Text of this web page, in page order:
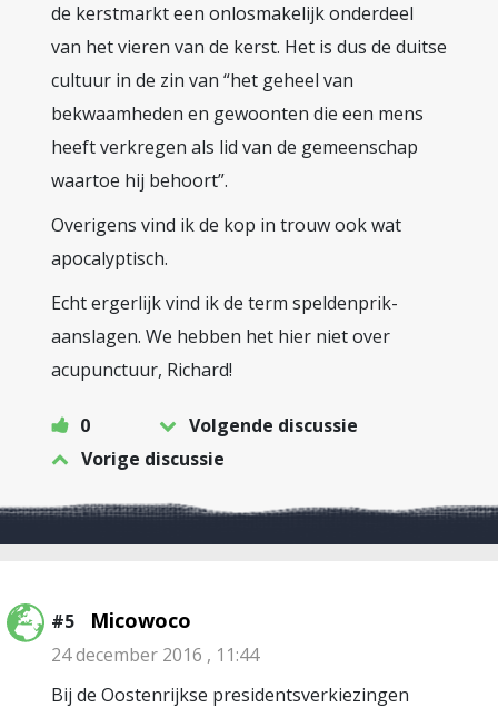
de kerstmarkt een onlosmakelijk onderdeel
van het vieren van de kerst. Het is dus de duitse
cultuur in de zin van “het geheel van
bekwaamheden en gewoonten die een mens
heeft verkregen als lid van de gemeenschap
waartoe hij behoort”.
Overigens vind ik de kop in trouw ook wat
apocalyptisch.
Echt ergerlijk vind ik de term speldenprik-
aanslagen. We hebben het hier niet over
acupunctuur, Richard!
0
Volgende discussie
Vorige discussie
#5 Micowoco
24 december 2016 , 11:44
Bij de Oostenrijkse presidentsverkiezingen